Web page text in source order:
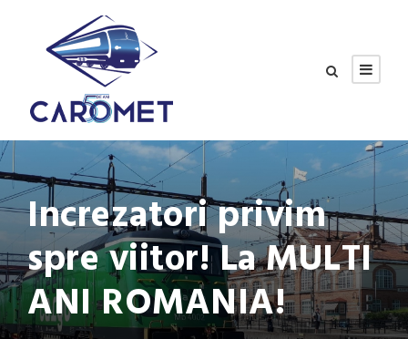
Increzatori privim
spre viitor! La MULTI
ANI ROMANIA!